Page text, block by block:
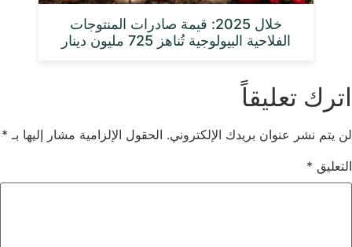
خلال 2025: قيمة صادرات المنتوجات
الفلاحية البيولوجية تُناهز 725 مليون دينار
اترك تعليقاً
لن يتم نشر عنوان بريدك الإلكتروني. الحقول الإلزامية مشار إليها بـ *
التعليق *